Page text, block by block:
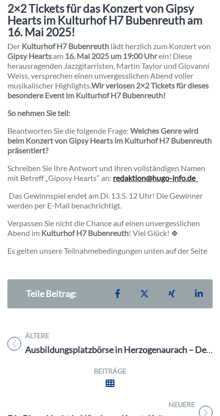
2×2 Tickets für das Konzert von Gipsy
Hearts im Kulturhof H7 Bubenreuth am
16. Mai 2025!
Der Kulturhof H7 Bubenreuth lädt herzlich zum Konzert von
Gipsy Heartsam 16. Mai 2025 um 19:00 Uhrein! Diese
herausragenden Jazzgitarristen, Martin Taylor und Giovanni
Weiss, versprechen einen unvergesslichen Abend voller
musikalischer Highlights.Wir verlosen 2×2 Tickets für dieses
besondere Event im Kulturhof H7 Bubenreuth!
So nehmen Sie teil:
Beantworten Sie die folgende Frage: Welches Genre wird
beim Konzert von Gipsy Hearts im Kulturhof H7 Bubenreuth
präsentiert?
Schreiben Sie Ihre Antwort und Ihren vollständigen Namen
mit Betreff „Giposy Hearts“ an: redaktion@hugo-info.de
Das Gewinnspiel endet am Di. 13.5. 12 Uhr! Die Gewinner
werden per E-Mail benachrichtigt.
Verpassen Sie nicht die Chance auf einen unvergesslichen
Abend im Kulturhof H7 Bubenreuth! Viel Glück! 🍀
Es gelten unsere Teilnahmebedingungen unten auf der Seite
Teile Beitrag: Teilen auf Facebook
Teilen auf XTeilen auf
ÄLTERE
Titel für Beitrag
Ausbildungsplatzbörse in Herzogenaurach – Deine Karriere startet am 17.5.25
BEITRÄGE
NEUERE